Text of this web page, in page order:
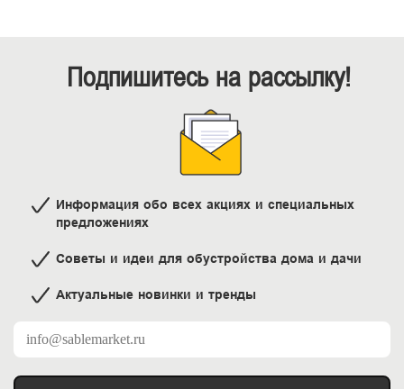
Подпишитесь на рассылку!
Информация обо всех акциях и специальных
предложениях
Советы и идеи для обустройства дома и дачи
Актуальные новинки и тренды